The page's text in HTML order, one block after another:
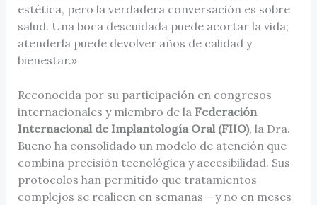
estética, pero la verdadera conversación es sobre
salud. Una boca descuidada puede acortar la vida;
atenderla puede devolver años de calidad y
bienestar.»
Reconocida por su participación en congresos
internacionales y miembro de la Federación
Internacional de Implantología Oral (FIIO), la Dra.
Bueno ha consolidado un modelo de atención que
combina precisión tecnológica y accesibilidad. Sus
protocolos han permitido que tratamientos
complejos se realicen en semanas —y no en meses